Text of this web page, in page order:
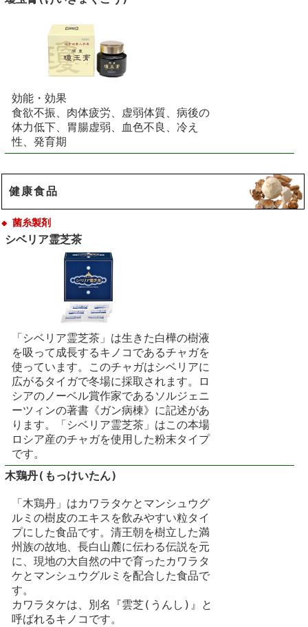
効能・効果
食欲不振、肉体疲労、虚弱体質、病後の
体力低下、胃腸虚弱、血色不良、冷え
性、発育期
健康食品
◆ 菌糸製剤
シベリア霊芝茶
「シベリア霊芝茶」は生きた白樺の樹液
を吸って成長するキノコであるチャガを
使っています。このチャガはシベリアに
広がるタイガで冬場に採取されます。ロ
シアのノーベル賞作家であるソルジェニ
ーツィンの著書《ガン病棟》に記述があ
ります。「シベリア霊芝茶」はこの本場
ロシア産のチャガを使用した粉末タイプ
です。
木鶏丹(もっけいたん)
「木鶏丹」はカワラタケとマンシュウグ
ルミの樹皮のエキスを飲みやすい粒タイ
プにした食品です。清王朝を樹立した満
州族の故地、長白山麓に伝わる伝説を元
に、現地の大自然の中で育ったカワラタ
ケとマンシュウグルミを配合した食品で
す。
カワラタケは、別名『雲芝(うんし)』と
呼ばれるキノコです。